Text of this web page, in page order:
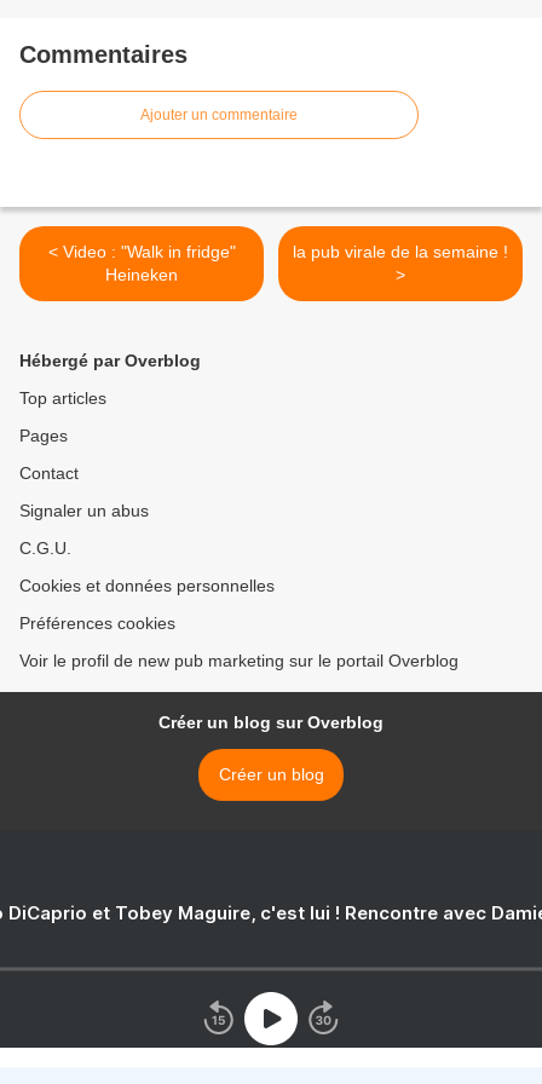
Commentaires
Ajouter un commentaire
< Video : "Walk in fridge"
Heineken
la pub virale de la semaine !
>
Hébergé par Overblog
Top articles
Pages
Contact
Signaler un abus
C.G.U.
Cookies et données personnelles
Préférences cookies
Voir le profil de new pub marketing sur le portail Overblog
Créer un blog sur Overblog
Créer un blog
DiCaprio et Tobey Maguire, c'est lui ! Rencontre avec